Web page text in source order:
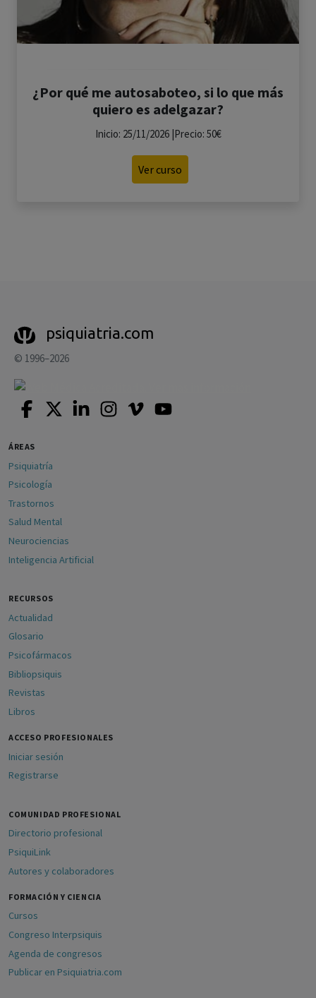
¿Por qué me autosaboteo, si lo que más
quiero es adelgazar?
Inicio: 25/11/2026 |Precio: 50€
Ver curso
psiquiatria.com
© 1996–2026
ÁREAS
Psiquiatría
Psicología
Trastornos
Salud Mental
Neurociencias
Inteligencia Artificial
RECURSOS
Actualidad
Glosario
Psicofármacos
Bibliopsiquis
Revistas
Libros
ACCESO PROFESIONALES
Iniciar sesión
Registrarse
COMUNIDAD PROFESIONAL
Directorio profesional
PsiquiLink
Autores y colaboradores
FORMACIÓN Y CIENCIA
Cursos
Congreso Interpsiquis
Agenda de congresos
Publicar en Psiquiatria.com